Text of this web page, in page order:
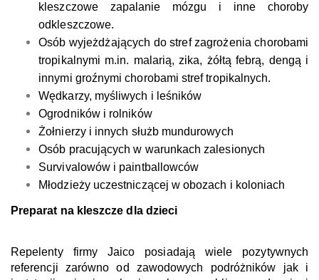
kleszczowe zapalanie mózgu i inne choroby
odkleszczowe.
Osób wyjeżdżających do stref zagrożenia chorobami
tropikalnymi m.in. malarią, zika, żółtą febrą, dengą i
innymi groźnymi chorobami stref tropikalnych.
Wędkarzy, myśliwych i leśników
Ogrodników i rolników
Żołnierzy i innych służb mundurowych
Osób pracujących w warunkach zalesionych
Survivalowów i paintballowców
Młodzieży uczestniczącej w obozach i koloniach
Preparat na kleszcze dla dzieci
Repelenty firmy Jaico posiadają wiele pozytywnych
referencji zarówno od zawodowych podróżników jak i